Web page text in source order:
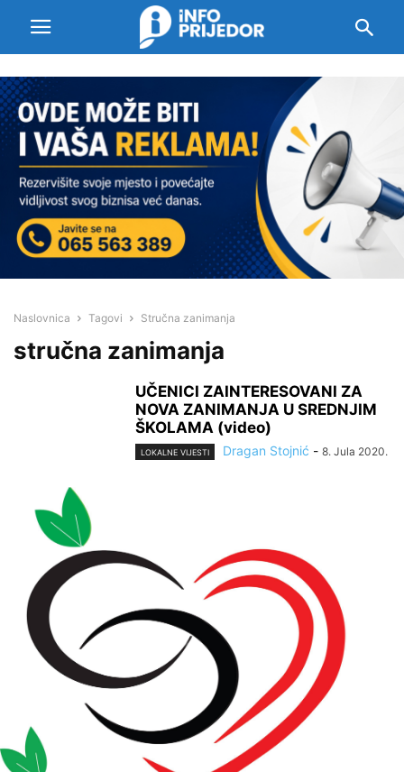
Naslovnica Tagovi Stručna zanimanja
stručna zanimanja
UČENICI ZAINTERESOVANI ZA
NOVA ZANIMANJA U SREDNJIM
ŠKOLAMA (video)
LOKALNE VIJESTI Dragan Stojnić - 8. Jula 2020.